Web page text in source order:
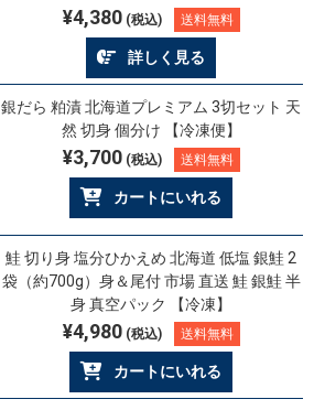
¥4,380(税込) 送料無料
詳しく見る
銀だら 粕漬 北海道プレミアム 3切セット 天
然 切身 個分け 【冷凍便】
¥3,700(税込) 送料無料
カートにいれる
鮭 切り身 塩分ひかえめ 北海道 低塩 銀鮭 2
袋（約700g）身＆尾付 市場 直送 鮭 銀鮭 半
身 真空パック 【冷凍】
¥4,980(税込) 送料無料
カートにいれる